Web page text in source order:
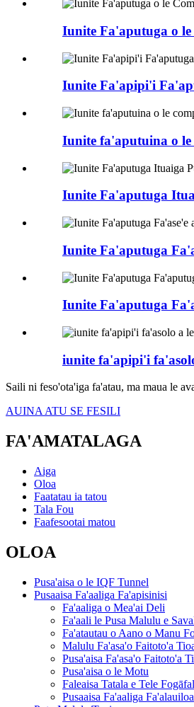
Iunite Fa'aputuga o le
Iunite Fa'apipi'i
Iunite fa'aputuina o
Iunite Fa'aputuga
Iunite Fa'aputuga
Iunite Fa'aputuga
iunite fa'apipi'i
Saili ni feso'ota'iga fa'atau, ma maua le
AUINA ATU SE FESILI
FA'AMATALAGA
Aiga
Oloa
Faatatau ia tatou
Tala Fou
Faafesootai matou
OLOA
Pusa'aisa o le IQF Tunnel
Pusaaisa Fa'aaliga Fa'apisinisi
Fa'aaliga o Mea'ai Deli
Fa'aali le Pusa Malulu e
Fa'atautau o Aano o Manu
Malulu Fa'asa'o Faitoto'a
Pusa'aisa Fa'asa'o Faitoto'a
Pusa'aisa o le Motu
Faleaisa Tatala e Tele
Pusaaisa Fa'aaliga Fa'alauiloa